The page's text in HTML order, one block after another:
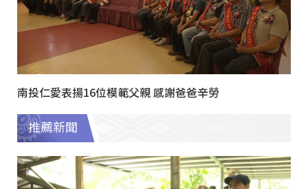
南投仁愛表揚16位模範父親 感謝爸爸辛勞
推薦新聞